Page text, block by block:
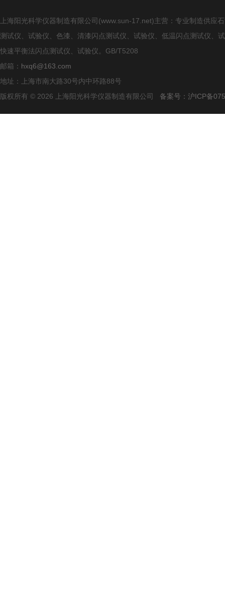
上海阳光科学仪器制造有限公司(www.sun-17.net)主营：专业制造供
测试仪、试验仪、色漆、清漆闪点测试仪、试验仪、低温闪点测试仪、
快速平衡法闪点测试仪、试验仪。GB/T5208
邮箱： hxq6@163.com
地址：上海市南大路30号内中环路88号
版权所有 © 2026 上海阳光科学仪器制造有限公司 备案号：沪ICP备